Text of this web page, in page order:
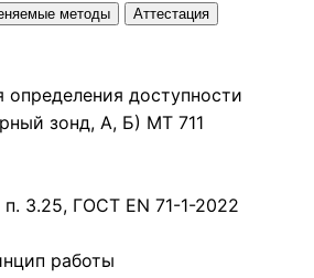
методы Аттестация
определения доступности
зонд, А, Б) МТ 711
3.25, ГОСТ EN 71-1-2022
работы